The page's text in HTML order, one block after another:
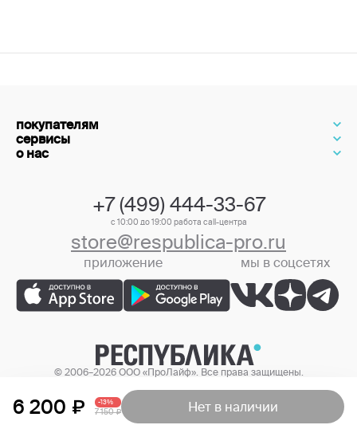
6 200 -13%
7 150 Нет в наличии
покупателям
сервисы
о нас
+7 (499) 444-33-67
с 10:00 до 19:00 работа call-центра
store@respublica-pro.ru
приложение мы в соцсетях
© 2006–2026 ООО «ПроЛайф». Все права защищены.